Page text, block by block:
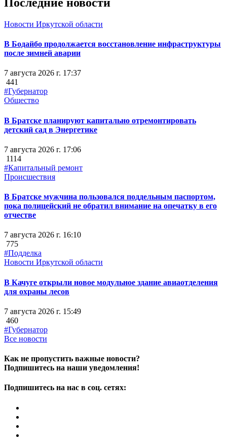
Новости Иркутской области
В Бодайбо продолжается восстановление инфраструктуры
после зимней аварии
7 августа 2026 г. 17:37
441
#Губернатор
Общество
В Братске планируют капитально отремонтировать
детский сад в Энергетике
7 августа 2026 г. 17:06
1114
#Капитальный ремонт
Происшествия
В Братске мужчина пользовался поддельным паспортом,
пока полицейский не обратил внимание на опечатку в его
отчестве
7 августа 2026 г. 16:10
775
#Подделка
Новости Иркутской области
В Качуге открыли новое модульное здание авиаотделения
для охраны лесов
7 августа 2026 г. 15:49
460
#Губернатор
Все новости
Как не пропустить важные новости?
Подпишитесь на наши уведомления!
Подпишитесь на нас в соц. сетях: